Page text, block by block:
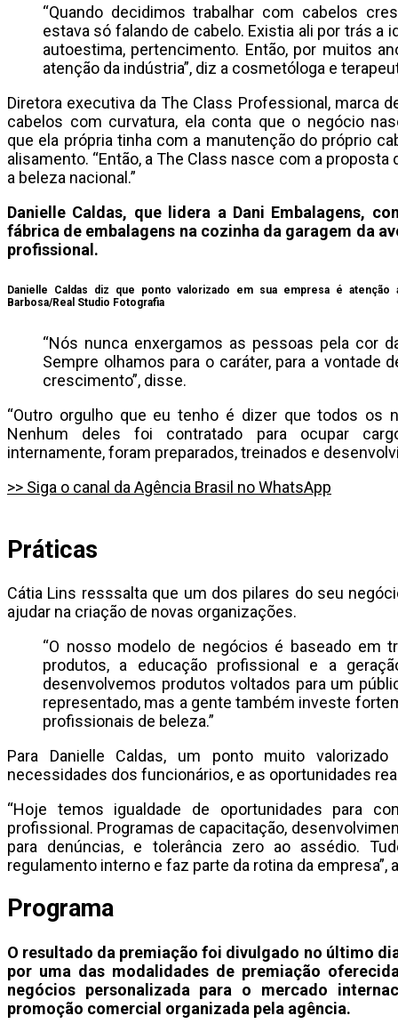
“Quando decidimos trabalhar com cabelos
estava só falando de cabelo. Existia ali por trás a
autoestima, pertencimento. Então, por muitos
atenção da indústria”, diz a cosmetóloga e
Diretora executiva da The Class Professional, marca
cabelos com curvatura, ela conta que o negócio
que ela própria tinha com a manutenção do próprio
alisamento. “Então, a The Class nasce com a
a beleza nacional.”
Danielle Caldas, que lidera a Dani Embalagens,
fábrica de embalagens na cozinha da garagem da
profissional.
Danielle Caldas diz que ponto valorizado em sua empresa é
Barbosa/Real Studio Fotografia
“Nós nunca enxergamos as pessoas pela cor
Sempre olhamos para o caráter, para a vontade
crescimento”, disse.
“Outro orgulho que eu tenho é dizer que todos os
Nenhum deles foi contratado para ocupar
internamente, foram preparados, treinados e
>> Siga o canal da Agência Brasil no WhatsApp
Práticas
Cátia Lins resssalta que um dos pilares do seu
ajudar na criação de novas organizações.
“O nosso modelo de negócios é baseado em
produtos, a educação profissional e a
desenvolvemos produtos voltados para um
representado, mas a gente também investe
profissionais de beleza.”
Para Danielle Caldas, um ponto muito
necessidades dos funcionários, e as oportunidades
“Hoje temos igualdade de oportunidades para
profissional. Programas de capacitação,
para denúncias, e tolerância zero ao assédio.
regulamento interno e faz parte da rotina da empresa”,
Programa
O resultado da premiação foi divulgado no último
por uma das modalidades de premiação
negócios personalizada para o mercado
promoção comercial organizada pela agência.